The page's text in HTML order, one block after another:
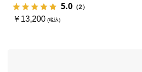
5.0 （2）
￥13,200